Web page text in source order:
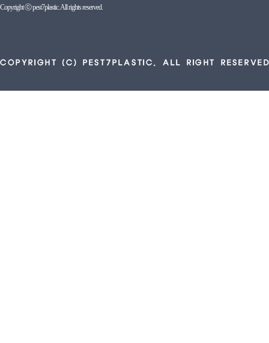
Copyright ⓒ pest7plastic. All rights reserved.